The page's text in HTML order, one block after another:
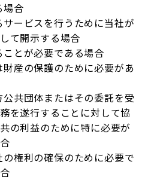
場合
ービスを行うために当社が
て開示する場合
とが必要である場合
産の保護のために必要があ
共団体またはその委託を受
を遂行することに対して協
の利益のために特に必要が
権利の確保のために必要で